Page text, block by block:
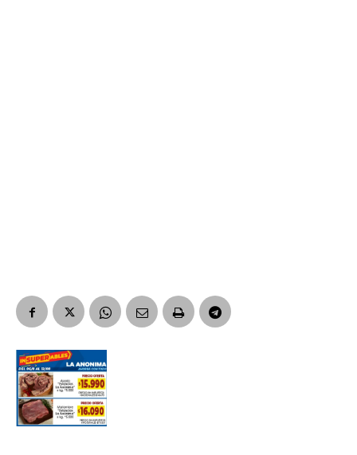
Apellidos
Número de teléfono